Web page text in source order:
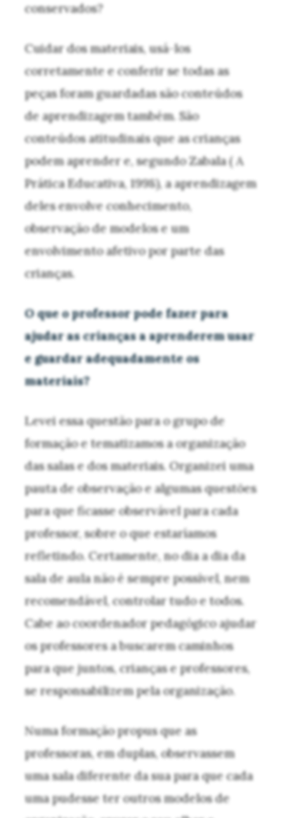
conservados?
Cuidar dos materiais, usá-los
corretamente e conferir se todas as
peças foram guardadas são conteúdos
de aprendizagem também. São
conteúdos atitudinais que as crianças
podem aprender e, segundo Zabala ( A
Prática Educativa, 1998), a aprendizagem
deles envolve conhecimento,
observação de modelos e um
envolvimento afetivo por parte das
crianças.
O que o professor pode fazer para
ajudar as crianças a aprenderem usar
e guardar adequadamente os
materiais?
Levei essa questão para o grupo de
formação e tematizamos a organização
das salas e dos materiais. Organizei uma
pauta de observação e algumas questões
para que ficasse observável para cada
professor, sobre o que estaríamos
refletindo. Certamente, no dia a dia da
sala de aula não é sempre possível, nem
recomendável, controlar tudo e todos.
Cabe ao coordenador pedagógico ajudar
os professores a buscarem caminhos
para que juntos, crianças e professores,
se responsabilizem pela organização.
Numa formação propus que as
professoras, em duplas, observassem
uma sala diferente da sua para que cada
uma pudesse ter outros modelos de